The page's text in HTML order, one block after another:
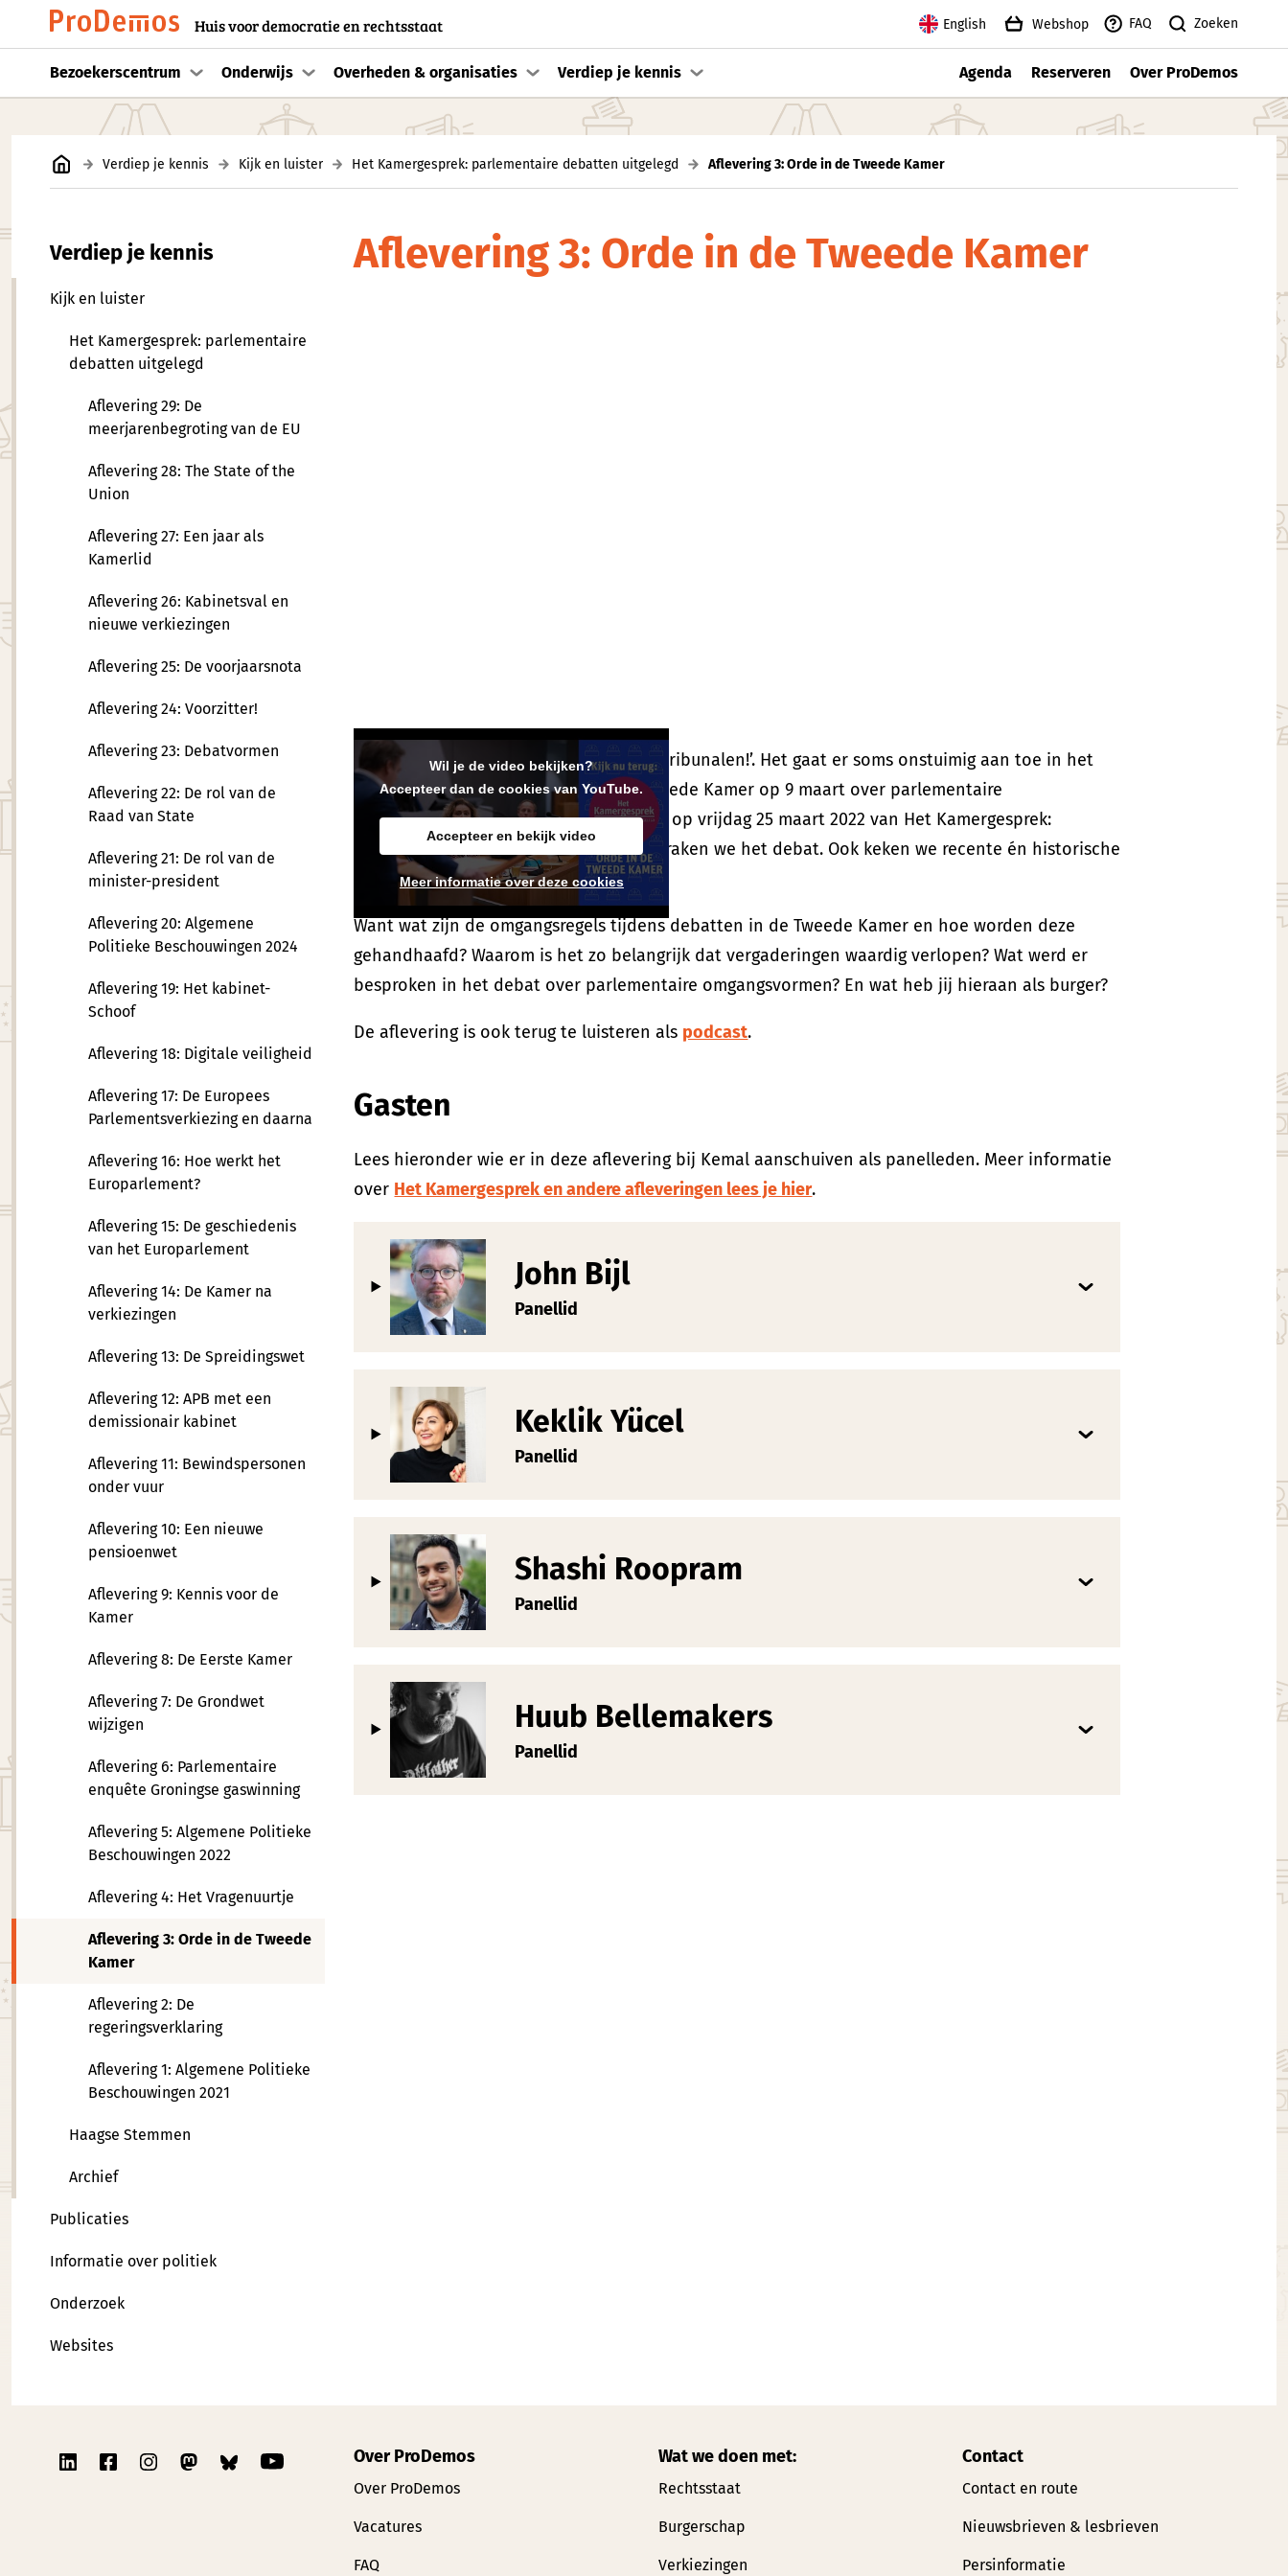
Huis voor democratie en rechtsstaat English Webshop FAQ Zoeken
Bezoekerscentrum Onderwijs Overheden & organisaties Verdiep je kennis Agenda Reserveren Over ProDemos
Verdiep je kennis Kijk en luister Het Kamergesprek: parlementaire debatten uitgelegd Aflevering 3: Orde in de Tweede Kamer
Verdiep je kennis
Kijk en luister
Het Kamergesprek: parlementaire
debatten uitgelegd
Aflevering 29: De
meerjarenbegroting van de EU
Aflevering 28: The State of the
Union
Aflevering 27: Een jaar als
Kamerlid
Aflevering 26: Kabinetsval en
nieuwe verkiezingen
Aflevering 25: De voorjaarsnota
Aflevering 24: Voorzitter!
Aflevering 23: Debatvormen
Aflevering 22: De rol van de
Raad van State
Aflevering 21: De rol van de
minister-president
Aflevering 20: Algemene
Politieke Beschouwingen 2024
Aflevering 19: Het kabinet-
Schoof
Aflevering 18: Digitale veiligheid
Aflevering 17: De Europees
Parlementsverkiezing en daarna
Aflevering 16: Hoe werkt het
Europarlement?
Aflevering 15: De geschiedenis
van het Europarlement
Aflevering 14: De Kamer na
verkiezingen
Aflevering 13: De Spreidingswet
Aflevering 12: APB met een
demissionair kabinet
Aflevering 11: Bewindspersonen
onder vuur
Aflevering 10: Een nieuwe
pensioenwet
Aflevering 9: Kennis voor de
Kamer
Aflevering 8: De Eerste Kamer
Aflevering 7: De Grondwet
wijzigen
Aflevering 6: Parlementaire
enquête Groningse gaswinning
Aflevering 5: Algemene Politieke
Beschouwingen 2022
Aflevering 4: Het Vragenuurtje
Aflevering 3: Orde in de Tweede
Kamer
Aflevering 2: De
regeringsverklaring
Aflevering 1: Algemene Politieke
Beschouwingen 2021
Haagse Stemmen
Archief
Publicaties
Informatie over politiek
Onderzoek
Websites
Aflevering 3: Orde in de Tweede Kamer
Wil je de video bekijken?
Accepteer dan de cookies van YouTube.
Accepteer en bekijk video
Meer informatie over deze cookies
‘Doe eens normaal man!’ en ‘Er komen tribunalen!’. Het gaat er soms onstuimig aan toe in het
parlement. Daarom debatteerde de Tweede Kamer op 9 maart over parlementaire
omgangsvormen. In de derde aflevering op vrijdag 25 maart 2022 van Het Kamergesprek:
parlementaire debatten uitgelegd bespraken we het debat. Ook keken we recente én historische
fragmenten uit het parlement terug.
Want wat zijn de omgangsregels tijdens debatten in de Tweede Kamer en hoe worden deze
gehandhaafd? Waarom is het zo belangrijk dat vergaderingen waardig verlopen? Wat werd er
besproken in het debat over parlementaire omgangsvormen? En wat heb jij hieraan als burger?
De aflevering is ook terug te luisteren als podcast.
Gasten
Lees hieronder wie er in deze aflevering bij Kemal aanschuiven als panelleden. Meer informatie
over Het Kamergesprek en andere afleveringen lees je hier.
John Bijl
Panellid
Keklik Yücel
Panellid
Shashi Roopram
Panellid
Huub Bellemakers
Panellid
Over ProDemos
Over ProDemos
Vacatures
FAQ
Wat we doen met:
Rechtsstaat
Burgerschap
Verkiezingen
Contact
Contact en route
Nieuwsbrieven & lesbrieven
Persinformatie